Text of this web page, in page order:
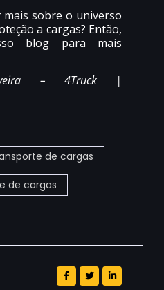
mais sobre o universo
a cargas? Então,
blog para mais
– 4Truck |
de cargas
de cargas